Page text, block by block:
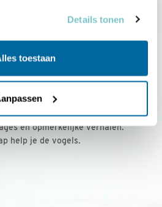
Details tonen
toestaan
voor € 36,00 per jaar
voor onze leden, met
en opmerkelijke verhalen.
help je de vogels.